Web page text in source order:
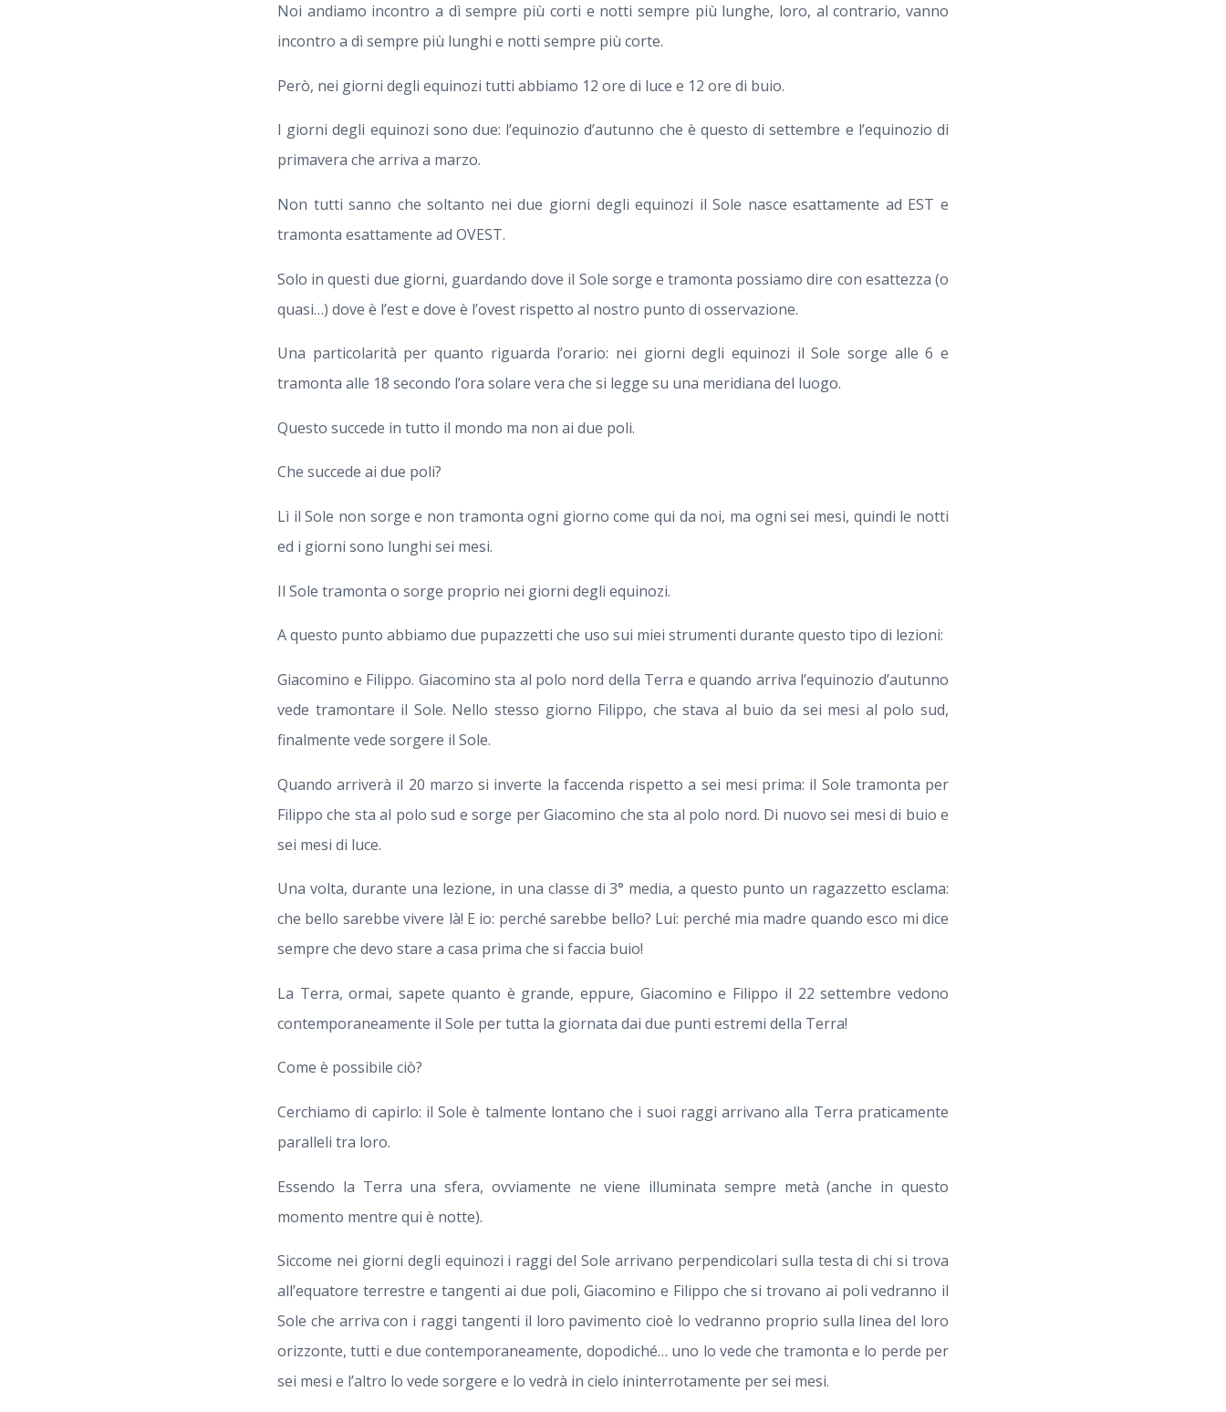
Noi andiamo incontro a dì sempre più corti e notti sempre più lunghe, loro, al contrario, vanno
incontro a dì sempre più lunghi e notti sempre più corte.
Però, nei giorni degli equinozi tutti abbiamo 12 ore di luce e 12 ore di buio.
I giorni degli equinozi sono due: l’equinozio d’autunno che è questo di settembre e l’equinozio di
primavera che arriva a marzo.
Non tutti sanno che soltanto nei due giorni degli equinozi il Sole nasce esattamente ad EST e
tramonta esattamente ad OVEST.
Solo in questi due giorni, guardando dove il Sole sorge e tramonta possiamo dire con esattezza (o
quasi…) dove è l’est e dove è l’ovest rispetto al nostro punto di osservazione.
Una particolarità per quanto riguarda l’orario: nei giorni degli equinozi il Sole sorge alle 6 e
tramonta alle 18 secondo l’ora solare vera che si legge su una meridiana del luogo.
Questo succede in tutto il mondo ma non ai due poli.
Che succede ai due poli?
Lì il Sole non sorge e non tramonta ogni giorno come qui da noi, ma ogni sei mesi, quindi le notti
ed i giorni sono lunghi sei mesi.
Il Sole tramonta o sorge proprio nei giorni degli equinozi.
A questo punto abbiamo due pupazzetti che uso sui miei strumenti durante questo tipo di lezioni:
Giacomino e Filippo. Giacomino sta al polo nord della Terra e quando arriva l’equinozio d’autunno
vede tramontare il Sole. Nello stesso giorno Filippo, che stava al buio da sei mesi al polo sud,
finalmente vede sorgere il Sole.
Quando arriverà il 20 marzo si inverte la faccenda rispetto a sei mesi prima: il Sole tramonta per
Filippo che sta al polo sud e sorge per Giacomino che sta al polo nord. Di nuovo sei mesi di buio e
sei mesi di luce.
Una volta, durante una lezione, in una classe di 3° media, a questo punto un ragazzetto esclama:
che bello sarebbe vivere là! E io: perché sarebbe bello? Lui: perché mia madre quando esco mi dice
sempre che devo stare a casa prima che si faccia buio!
La Terra, ormai, sapete quanto è grande, eppure, Giacomino e Filippo il 22 settembre vedono
contemporaneamente il Sole per tutta la giornata dai due punti estremi della Terra!
Come è possibile ciò?
Cerchiamo di capirlo: il Sole è talmente lontano che i suoi raggi arrivano alla Terra praticamente
paralleli tra loro.
Essendo la Terra una sfera, ovviamente ne viene illuminata sempre metà (anche in questo
momento mentre qui è notte).
Siccome nei giorni degli equinozi i raggi del Sole arrivano perpendicolari sulla testa di chi si trova
all’equatore terrestre e tangenti ai due poli, Giacomino e Filippo che si trovano ai poli vedranno il
Sole che arriva con i raggi tangenti il loro pavimento cioè lo vedranno proprio sulla linea del loro
orizzonte, tutti e due contemporaneamente, dopodiché… uno lo vede che tramonta e lo perde per
sei mesi e l’altro lo vede sorgere e lo vedrà in cielo ininterrotamente per sei mesi.